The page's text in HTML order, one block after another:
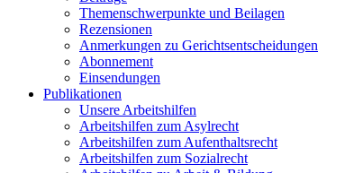
Themenschwerpunkte und Beilagen
Rezensionen
Anmerkungen zu Gerichtsentscheidungen
Abonnement
Einsendungen
Publikationen
Unsere Arbeitshilfen
Arbeitshilfen zum Asylrecht
Arbeitshilfen zum Aufenthaltsrecht
Arbeitshilfen zum Sozialrecht